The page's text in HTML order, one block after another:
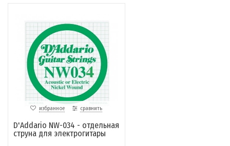
избранное сравнить
D'Addario NW-034 - отдельная
струна для электрогитары